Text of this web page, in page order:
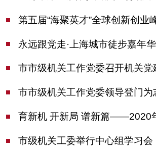
市市级机关工作党委召开机关党
市级机关工委举行中心组学习会